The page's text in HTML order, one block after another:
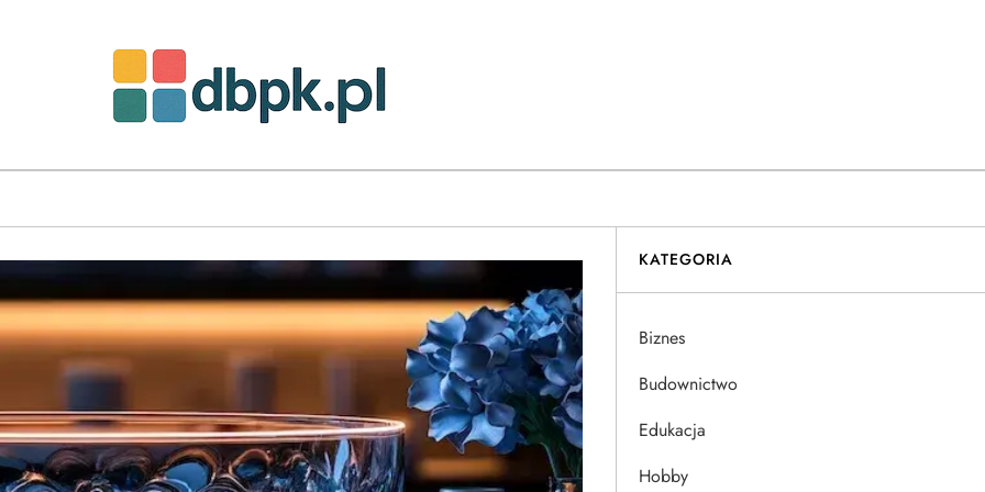
KATEGORIA
Biznes
Budownictwo
Edukacja
Hobby